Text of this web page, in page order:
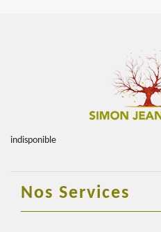
indisponible
Nos Services